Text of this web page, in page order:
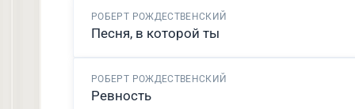
РОБЕРТ РОЖДЕСТВЕНСКИЙ
Песня, в которой ты
РОБЕРТ РОЖДЕСТВЕНСКИЙ
Ревность